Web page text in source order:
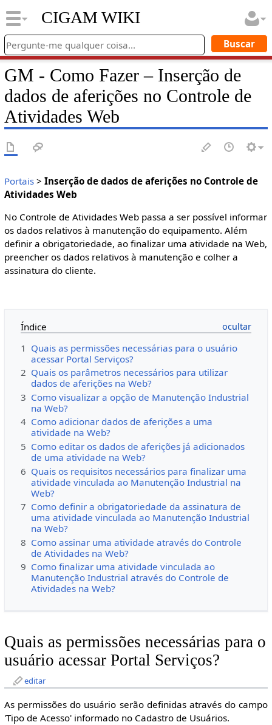
CIGAM WIKI
GM - Como Fazer – Inserção de
dados de aferições no Controle de
Atividades Web
Portais> Inserção de dados de aferições no Controle de
Atividades Web
No Controle de Atividades Web passa a ser possível informar
os dados relativos à manutenção do equipamento. Além
definir a obrigatoriedade, ao finalizar uma atividade na Web,
preencher os dados relativos à manutenção e colher a
assinatura do cliente.
Índice
1 Quais as permissões necessárias para o usuário
acessar Portal Serviços?
2 Quais os parâmetros necessários para utilizar
dados de aferições na Web?
3 Como visualizar a opção de Manutenção Industrial
na Web?
4 Como adicionar dados de aferições a uma
atividade na Web?
5 Como editar os dados de aferições já adicionados
de uma atividade na Web?
6 Quais os requisitos necessários para finalizar uma
atividade vinculada ao Manutenção Industrial na
Web?
7 Como definir a obrigatoriedade da assinatura de
uma atividade vinculada ao Manutenção Industrial
na Web?
8 Como assinar uma atividade através do Controle
de Atividades na Web?
9 Como finalizar uma atividade vinculada ao
Manutenção Industrial através do Controle de
Atividades na Web?
Quais as permissões necessárias para o
usuário acessar Portal Serviços?
editar
As permissões do usuário serão definidas através do campo
'Tipo de Acesso' informado no Cadastro de Usuários.